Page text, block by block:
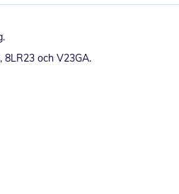
och V23GA.